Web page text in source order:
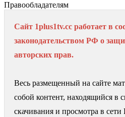
Правообладателям
Сайт 1plus1tv.cc работает в
законодательством РФ о
авторских прав.
Весь размещенный на сайте
собой контент, находящийся в
скачивания и просмотра в